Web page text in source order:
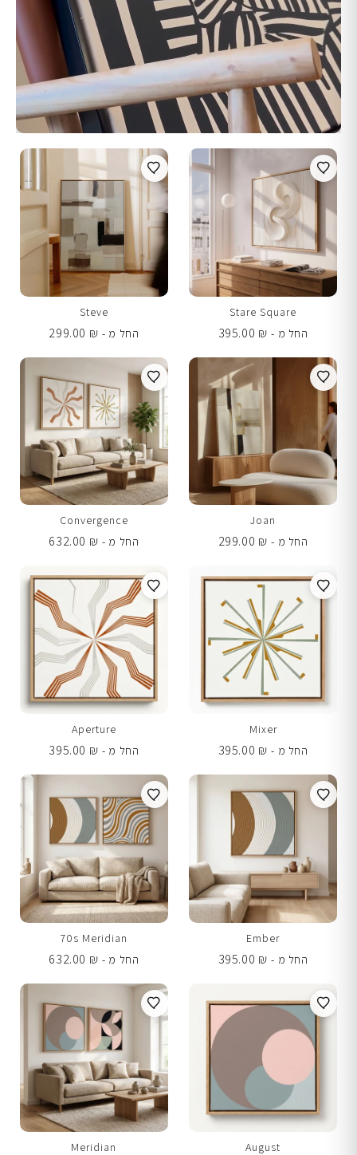
Stare Square
החל מ -
395.00 ₪
Steve
החל מ -
299.00 ₪
Joan
החל מ -
299.00 ₪
Convergence
החל מ -
632.00 ₪
Mixer
החל מ -
395.00 ₪
Aperture
החל מ -
395.00 ₪
Ember
החל מ -
395.00 ₪
70s Meridian
החל מ -
632.00 ₪
August
Meridian